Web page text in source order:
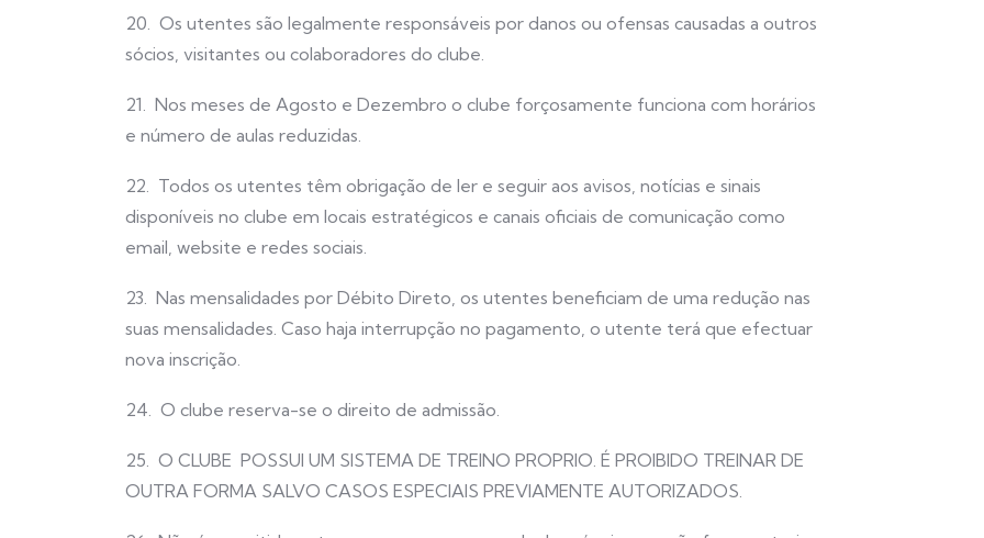
20. Os utentes são legalmente responsáveis por danos ou ofensas causadas a outros
sócios, visitantes ou colaboradores do clube.
21. Nos meses de Agosto e Dezembro o clube forçosamente funciona com horários
e número de aulas reduzidas.
22. Todos os utentes têm obrigação de ler e seguir aos avisos, notícias e sinais
disponíveis no clube em locais estratégicos e canais oficiais de comunicação como
email, website e redes sociais.
23. Nas mensalidades por Débito Direto, os utentes beneficiam de uma redução nas
suas mensalidades. Caso haja interrupção no pagamento, o utente terá que efectuar
nova inscrição.
24. O clube reserva-se o direito de admissão.
25. O CLUBE POSSUI UM SISTEMA DE TREINO PROPRIO. É PROIBIDO TREINAR DE
OUTRA FORMA SALVO CASOS ESPECIAIS PREVIAMENTE AUTORIZADOS.